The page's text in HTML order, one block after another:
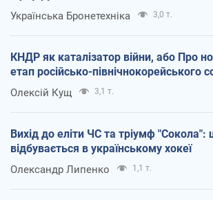
Українська Бронетехніка 3,0 т.
КНДР як каталізатор війни, або Про
етап російсько-північнокорейського
Олексій Кущ 3,1 т.
Вихід до еліти ЧС та тріумф "Сокола":
відбувається в українському хокеї
Олександр Липенко 1,1 т.